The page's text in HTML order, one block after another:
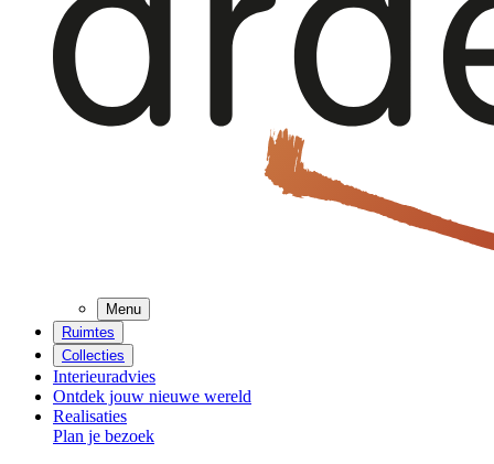
Menu
Ruimtes
Collecties
Interieuradvies
Ontdek jouw nieuwe wereld
Realisaties
Plan je bezoek